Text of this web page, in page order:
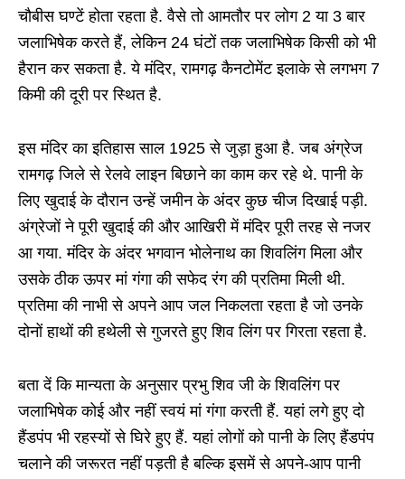
चौबीस घण्टें होता रहता है. वैसे तो आमतौर पर लोग 2 या 3 बार
जलाभिषेक करते हैं, लेकिन 24 घंटों तक जलाभिषेक किसी को भी
हैरान कर सकता है. ये मंदिर, रामगढ़ कैनटोमेंट इलाके से लगभग 7
किमी की दूरी पर स्थित है.
इस मंदिर का इतिहास साल 1925 से जुड़ा हुआ है. जब अंग्रेज
रामगढ़ जिले से रेलवे लाइन बिछाने का काम कर रहे थे. पानी के
लिए खुदाई के दौरान उन्हें जमीन के अंदर कुछ चीज दिखाई पड़ी.
अंग्रेजों ने पूरी खुदाई की और आखिरी में मंदिर पूरी तरह से नजर
आ गया. मंदिर के अंदर भगवान भोलेनाथ का शिवलिंग मिला और
उसके ठीक ऊपर मां गंगा की सफेद रंग की प्रतिमा मिली थी.
प्रतिमा की नाभी से अपने आप जल निकलता रहता है जो उनके
दोनों हाथों की हथेली से गुजरते हुए शिव लिंग पर गिरता रहता है.
बता दें कि मान्यता के अनुसार प्रभु शिव जी के शिवलिंग पर
जलाभिषेक कोई और नहीं स्वयं मां गंगा करती हैं. यहां लगे हुए दो
हैंडपंप भी रहस्यों से घिरे हुए हैं. यहां लोगों को पानी के लिए हैंडपंप
चलाने की जरूरत नहीं पड़ती है बल्कि इसमें से अपने-आप पानी